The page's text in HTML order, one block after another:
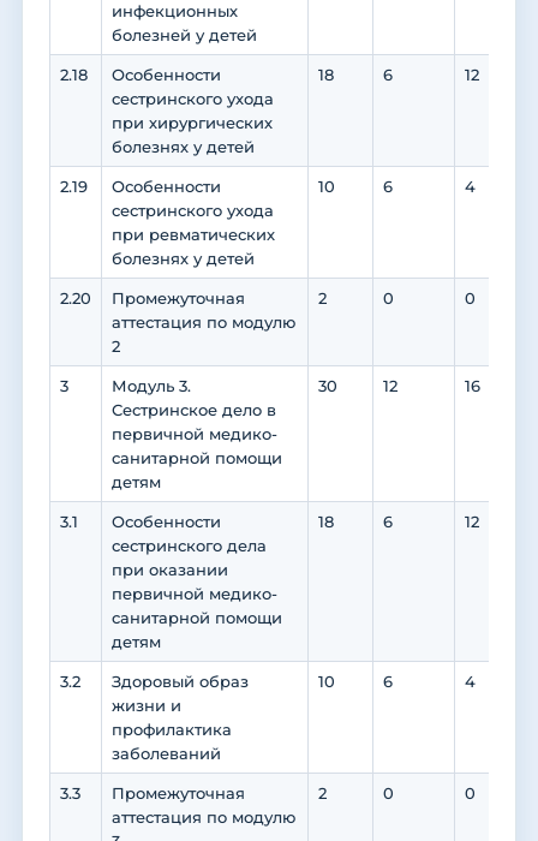
инфекционных
болезней у детей
2.18
Особенности
сестринского ухода
при хирургических
болезнях у детей
18 6 12
2.19
Особенности
сестринского ухода
при ревматических
болезнях у детей
10 6 4
2.20
Промежуточная
аттестация по модулю
2
2 0 0
3
Модуль 3.
Сестринское дело в
первичной медико-
санитарной помощи
детям
30 12 16
3.1
Особенности
сестринского дела
при оказании
первичной медико-
санитарной помощи
детям
18 6 12
3.2
Здоровый образ
жизни и
профилактика
заболеваний
10 6 4
3.3
Промежуточная
аттестация по модулю
2 0 0